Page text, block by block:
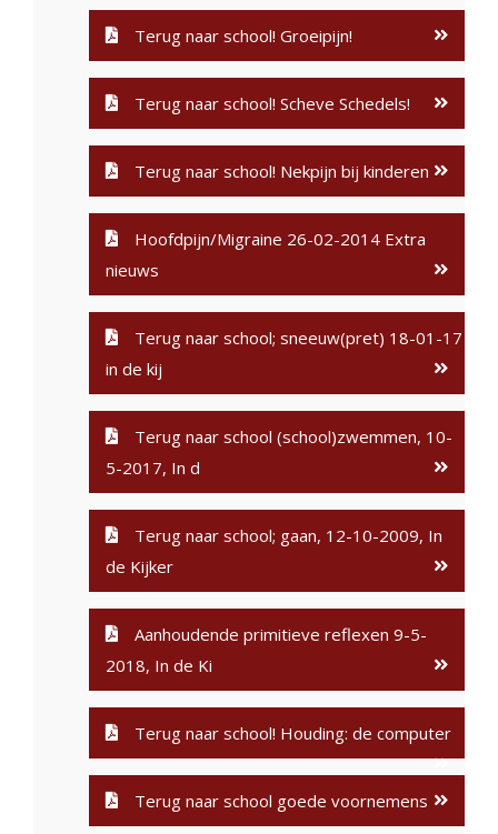
Terug naar school! Groeipijn!
Terug naar school! Scheve Schedels!
Terug naar school! Nekpijn bij kinderen
Hoofdpijn/Migraine 26-02-2014 Extra
nieuws
Terug naar school; sneeuw(pret) 18-01-17
in de kij
Terug naar school (school)zwemmen, 10-
5-2017, In d
Terug naar school; gaan, 12-10-2009, In
de Kijker
Aanhoudende primitieve reflexen 9-5-
2018, In de Ki
Terug naar school! Houding: de computer
Terug naar school goede voornemens